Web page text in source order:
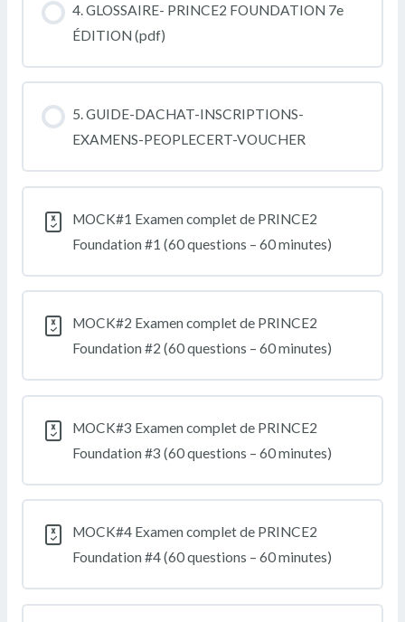
4. GLOSSAIRE- PRINCE2 FOUNDATION 7e
ÉDITION (pdf)
5. GUIDE-DACHAT-INSCRIPTIONS-
EXAMENS-PEOPLECERT-VOUCHER
MOCK#1 Examen complet de PRINCE2
Foundation #1 (60 questions – 60 minutes)
MOCK#2 Examen complet de PRINCE2
Foundation #2 (60 questions – 60 minutes)
MOCK#3 Examen complet de PRINCE2
Foundation #3 (60 questions – 60 minutes)
MOCK#4 Examen complet de PRINCE2
Foundation #4 (60 questions – 60 minutes)